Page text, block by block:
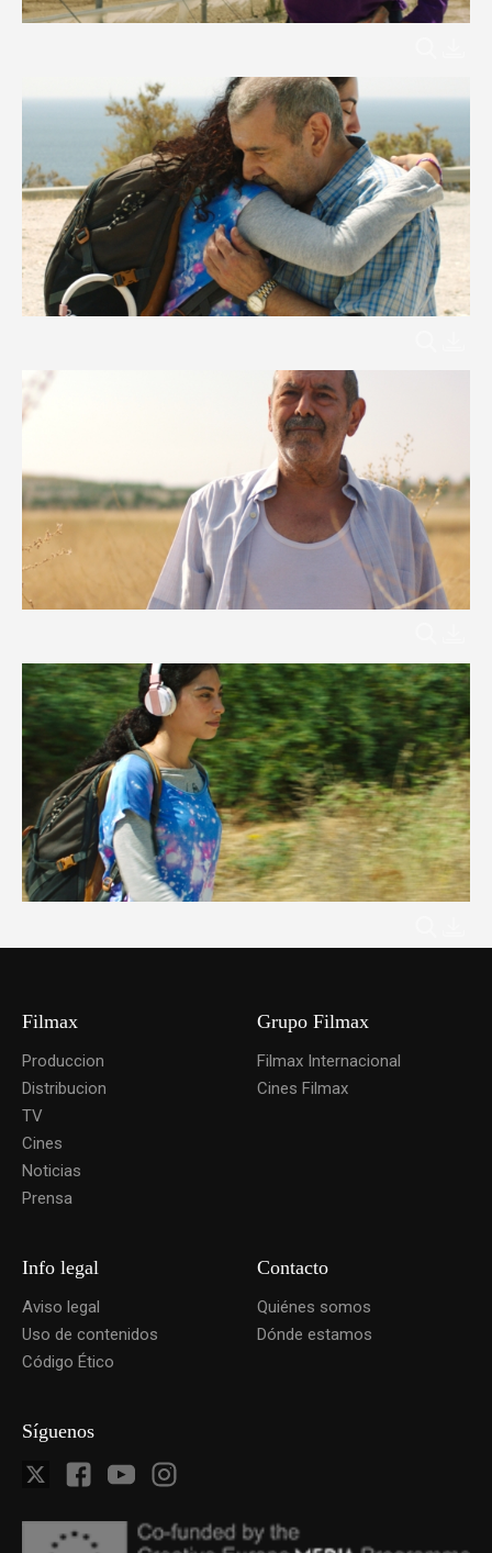
Filmax
Produccion
Distribucion
TV
Cines
Noticias
Prensa
Grupo Filmax
Filmax Internacional
Cines Filmax
Info legal
Aviso legal
Uso de contenidos
Código Ético
Contacto
Quiénes somos
Dónde estamos
Síguenos